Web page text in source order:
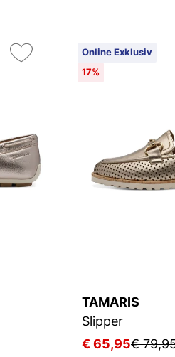
Online Exklusiv
17%
TAMARIS
Slipper
€ 65,95€